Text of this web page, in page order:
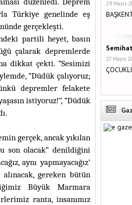
Türkiye genelinde eş
gerçekleşti.
partili heyet, basın
çalarak depremlerde
dikkat çekti. “Sesimizi
“Düdük çalıyoruz;
depremler felakete
istiyoruz!”, “Düdük
gerçek, ancak yıkılan
son olacak” denildiğini
aynı yapmayacağız’
gereken bütün
Büyük Marmara
ranta, insanımız
29 Mayıs
Semihat
27 Mayıs